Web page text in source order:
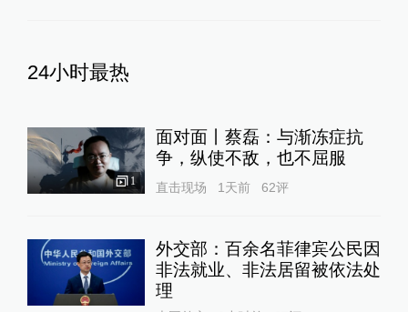
24小时最热
1
面对面丨蔡磊：与渐冻症抗
争，纵使不敌，也不屈服
直击现场 1天前 62评
外交部：百余名菲律宾公民因
非法就业、非法居留被依法处
理